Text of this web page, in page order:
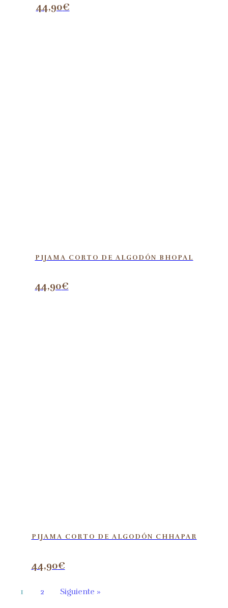
44,90€
PIJAMA CORTO DE ALGODÓN BHOPAL
44,90€
PIJAMA CORTO DE ALGODÓN CHHAPAR
44,90€
1 2 Siguiente »